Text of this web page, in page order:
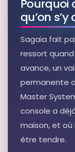
Pourquoi
qu’on
Sagaia fait
ressort quand
avance, un
permanente
Master
console a
maison, et où
être tendre.